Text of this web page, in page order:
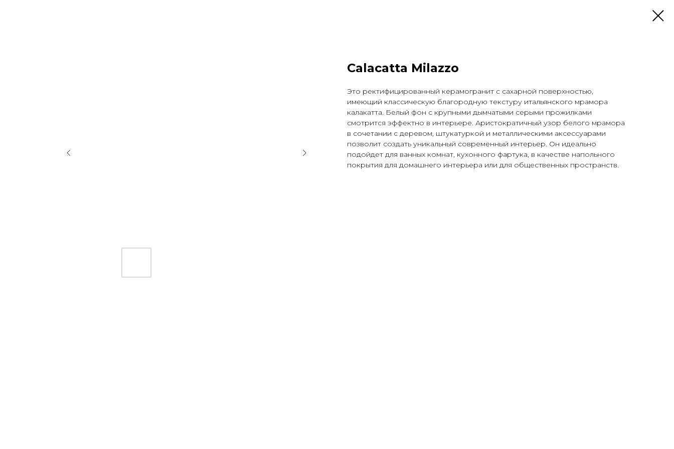
Calacatta Milazzo
Это ректифицированный керамогранит с сахарной поверхностью,
имеющий классическую благородную текстуру итальянского мрамора
калакатта. Белый фон с крупными дымчатыми серыми прожилками
смотрится эффектно в интерьере. Аристократичный узор белого мрамора
в сочетании с деревом, штукатуркой и металлическими аксессуарами
позволит создать уникальный современный интерьер. Он идеально
подойдет для ванных комнат, кухонного фартука, в качестве напольного
покрытия для домашнего интерьера или для общественных пространств.